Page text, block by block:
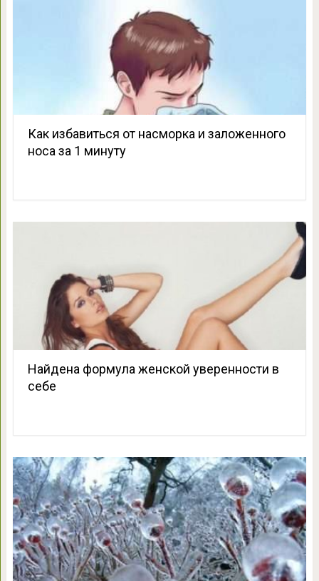
Как избавиться от насморка и заложенного
носа за 1 минуту
Найдена формула женской уверенности в
себе